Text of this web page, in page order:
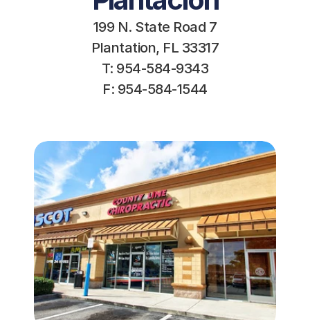
199 N. State Road 7
Plantation, FL 33317
T: 954-584-9343
F: 954-584-1544